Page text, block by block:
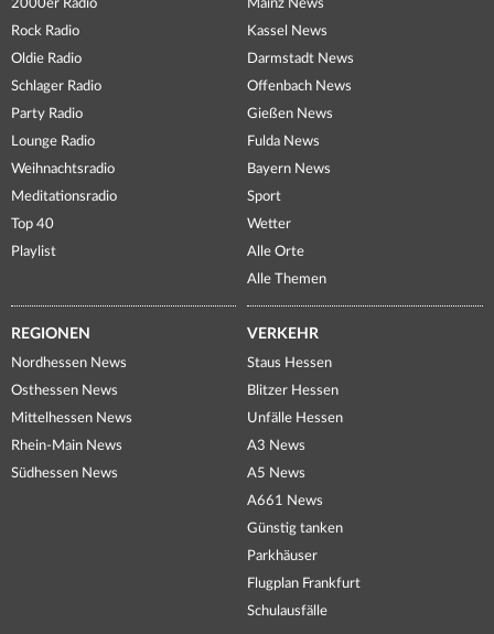
2000er Radio
Rock Radio
Oldie Radio
Schlager Radio
Party Radio
Lounge Radio
Weihnachtsradio
Meditationsradio
Top 40
Playlist
Mainz News
Kassel News
Darmstadt News
Offenbach News
Gießen News
Fulda News
Bayern News
Sport
Wetter
Alle Orte
Alle Themen
REGIONEN
Nordhessen News
Osthessen News
Mittelhessen News
Rhein-Main News
Südhessen News
VERKEHR
Staus Hessen
Blitzer Hessen
Unfälle Hessen
A3 News
A5 News
A661 News
Günstig tanken
Parkhäuser
Flugplan Frankfurt
Schulausfälle